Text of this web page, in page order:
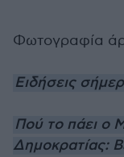
Φωτογραφία
Ειδήσεις
Πού το πάει ο
Δημοκρατίας: